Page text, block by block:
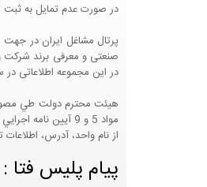
در صورت عدم تمایل به
صنعتی و معرفی برند شرکت
در این مجموعه اطلاعاتی
از نام واحد، آدرس،
پیام پلیس فتا :